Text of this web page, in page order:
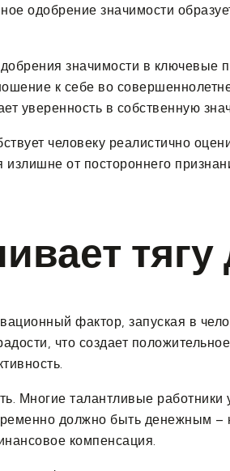
одобрение значимости
значимости в
к себе во
уверенность в собственную
человеку реалистично
от постороннего
тягу
фактор, запуская в
что создает
Многие талантливые
должно быть денежным –
компенсация.